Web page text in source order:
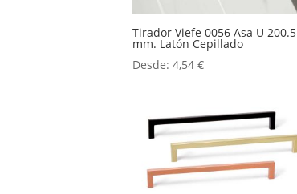
Tirador Viefe 0056 Asa U 200.5
mm. Latón Cepillado
Desde:4,54€